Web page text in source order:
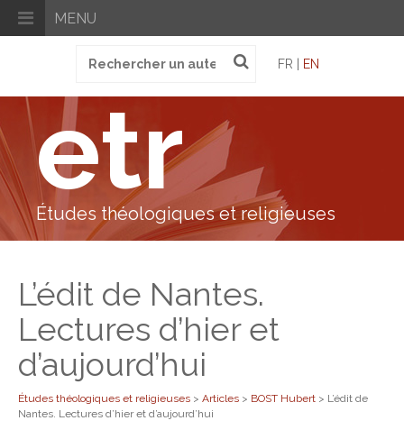
MENU
pour
FR | EN
etr
Études théologiques et religieuses
L’édit de Nantes.
Lectures d’hier et
d’aujourd’hui
Études théologiques et religieuses > Articles > BOST Hubert > L’édit de
Nantes. Lectures d’hier et d’aujourd’hui